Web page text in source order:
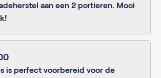
aan een 2 portieren. Mooi
is perfect voorbereid voor de